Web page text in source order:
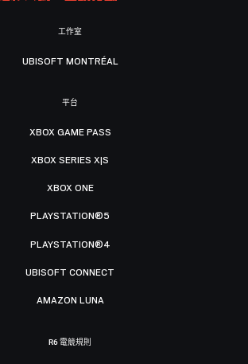
工作室
UBISOFT MONTRÉAL
平台
XBOX GAME PASS
XBOX SERIES X|S
XBOX ONE
PLAYSTATION®5
PLAYSTATION®4
UBISOFT CONNECT
AMAZON LUNA
R6 電競規則